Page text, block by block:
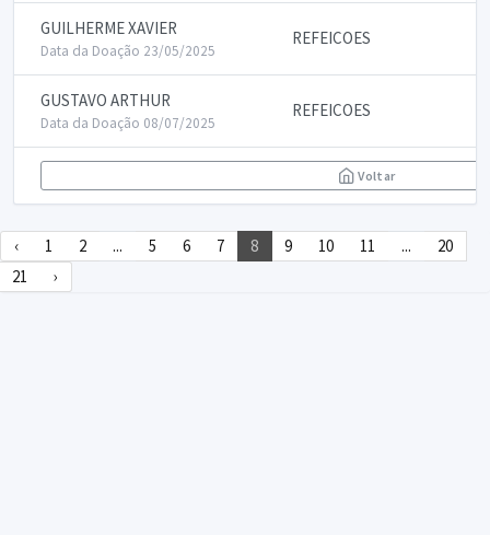
GUILHERME XAVIER
Data da Doação 23/05/2025
REFEICOES
GUSTAVO ARTHUR
Data da Doação 08/07/2025
REFEICOES
Voltar
‹ 1 2 ... 5 6 7 8 9 10 11 ...
20
21
›